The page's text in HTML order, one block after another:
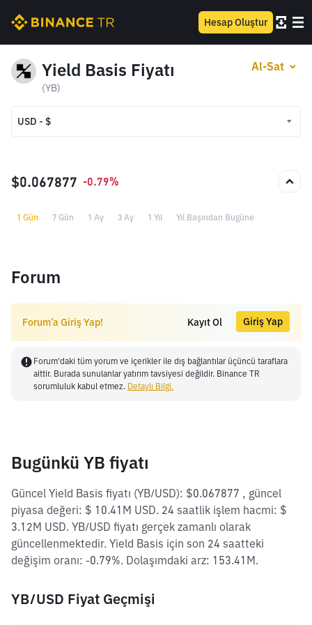
Hesap Oluştur
Yield Basis Fiyatı
(YB)
Al-Sat
USD - $
TRY - ₺
$0.067877 -0.79%
1 Gün 7 Gün 1 Ay 3 Ay 1 Yıl Yıl Başından Bugüne
Forum
Forum’a Giriş Yap! Kayıt Ol Giriş Yap
Forum'daki tüm yorum ve içerikler ile dış bağlantılar üçüncü taraflara
aittir. Burada sunulanlar yatırım tavsiyesi değildir. Binance TR
sorumluluk kabul etmez. Detaylı Bilgi.
Bugünkü YB fiyatı
Güncel Yield Basis fiyatı (YB/USD): $0.067877 , güncel
piyasa değeri: $ 10.41M USD. 24 saatlik işlem hacmi: $
3.12M USD. YB/USD fiyatı gerçek zamanlı olarak
güncellenmektedir. Yield Basis için son 24 saatteki
değişim oranı: -0.79%. Dolaşımdaki arz: 153.41M.
YB/USD Fiyat Geçmişi